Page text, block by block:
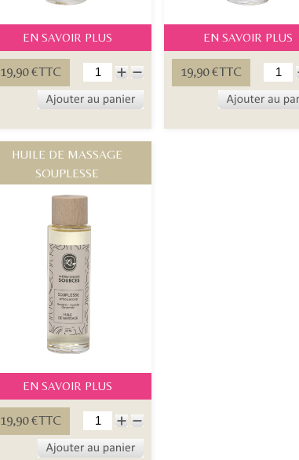
EN SAVOIR PLUS
19,90 €TTC
EN SAVOIR PLUS
19,90 €TTC
HUILE DE MASSAGE
SOUPLESSE
EN SAVOIR PLUS
19,90 €TTC